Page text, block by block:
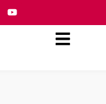
des cookies